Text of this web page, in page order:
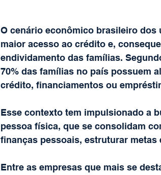
O cenário econômico brasileiro
maior acesso ao crédito e,
endividamento das famílias.
70% das famílias no país possuem
crédito, financiamentos ou
Esse contexto tem impulsionado a
pessoa física, que se consolidam
finanças pessoais, estruturar
Entre as empresas que mais se